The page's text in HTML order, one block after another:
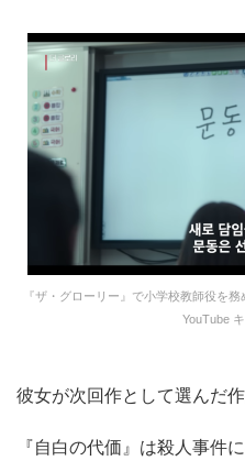
『ザ・グローリー』で小学校教師役を
YouTube
彼女が次回作として選んだ
『自白の代価』は殺人事件